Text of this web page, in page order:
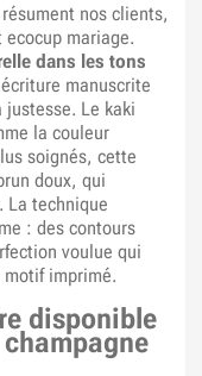
nos clients,
mariage.
dans les tons
manuscrite
Le kaki
la couleur
soignés, cette
doux, qui
La technique
: des contours
voulue qui
imprimé.
disponible